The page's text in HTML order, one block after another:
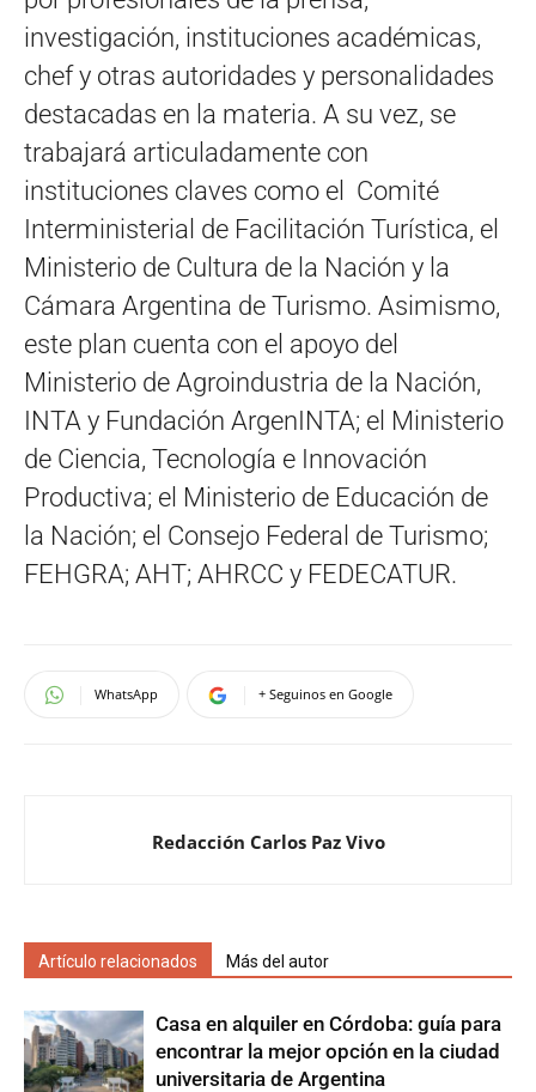
investigación, instituciones académicas,
chef y otras autoridades y personalidades
destacadas en la materia. A su vez, se
trabajará articuladamente con
instituciones claves como el Comité
Interministerial de Facilitación Turística, el
Ministerio de Cultura de la Nación y la
Cámara Argentina de Turismo. Asimismo,
este plan cuenta con el apoyo del
Ministerio de Agroindustria de la Nación,
INTA y Fundación ArgenINTA; el Ministerio
de Ciencia, Tecnología e Innovación
Productiva; el Ministerio de Educación de
la Nación; el Consejo Federal de Turismo;
FEHGRA; AHT; AHRCC y FEDECATUR.
WhatsApp + Seguinos en Google
Redacción Carlos Paz Vivo
Artículo relacionados Más del autor
Casa en alquiler en Córdoba: guía para
encontrar la mejor opción en la ciudad
universitaria de Argentina